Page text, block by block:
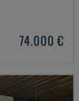
74.000 €